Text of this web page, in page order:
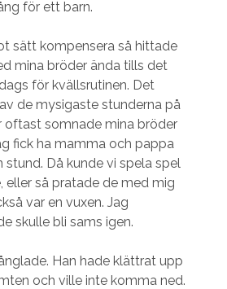
för ett barn.
sätt kompensera så hittade
mina bröder ända tills det
för kvällsrutinen. Det
de mysigaste stunderna på
oftast somnade mina bröder
fick ha mamma och pappa
stund. Då kunde vi spela spel
eller så pratade de med mig
var en vuxen. Jag
skulle bli sams igen.
Han hade klättrat upp
och ville inte komma ned.